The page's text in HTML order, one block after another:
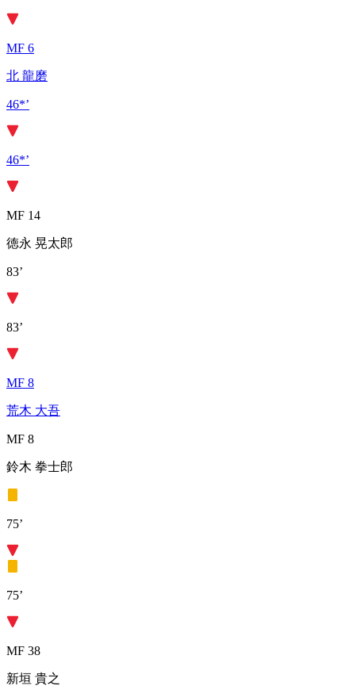
MF 6
北 龍磨
46*’
46*’
MF 14
徳永 晃太郎
83’
83’
MF 8
荒木 大吾
MF 8
鈴木 拳士郎
75’
75’
MF 38
新垣 貴之